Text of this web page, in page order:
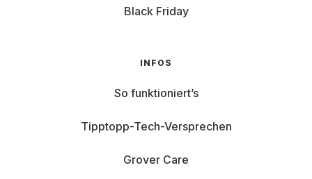
Black Friday
INFOS
So funktioniert’s
Tipptopp-Tech-Versprechen
Grover Care